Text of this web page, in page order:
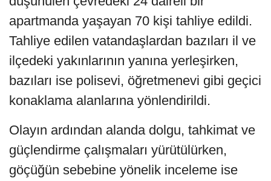
apartmanda yaşayan 70 kişi tahliye edildi.
Tahliye edilen vatandaşlardan bazıları il ve
ilçedeki yakınlarının yanına yerleşirken,
bazıları ise polisevi, öğretmenevi gibi geçici
konaklama alanlarına yönlendirildi.
Olayın ardından alanda dolgu, tahkimat ve
güçlendirme çalışmaları yürütülürken,
göçüğün sebebine yönelik inceleme ise